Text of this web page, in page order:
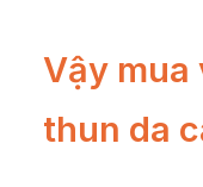
Vậy mua
thun da